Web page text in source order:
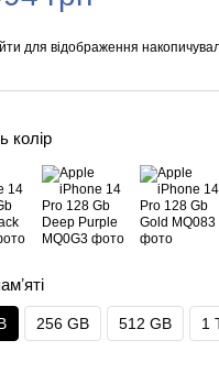
для відображення
колір
256 GB 512 GB 1